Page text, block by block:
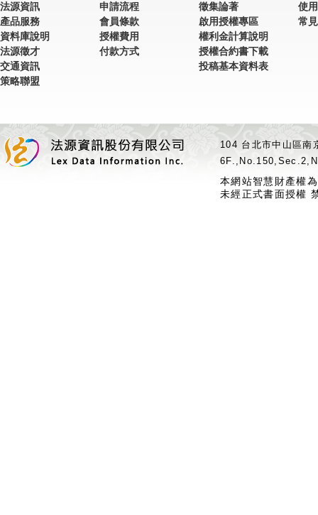
法源資訊
產品服務
資料庫說明
法源徵才
交通資訊
策略聯盟
申請流程
會員條款
授權費用
付款方式
徵集論著
啟用授權專區
權利金計算說明
授權合約書下載
投稿基本資料表
使
常
104 台北市中山區
本網站智慧財產權
未經正式書面授權